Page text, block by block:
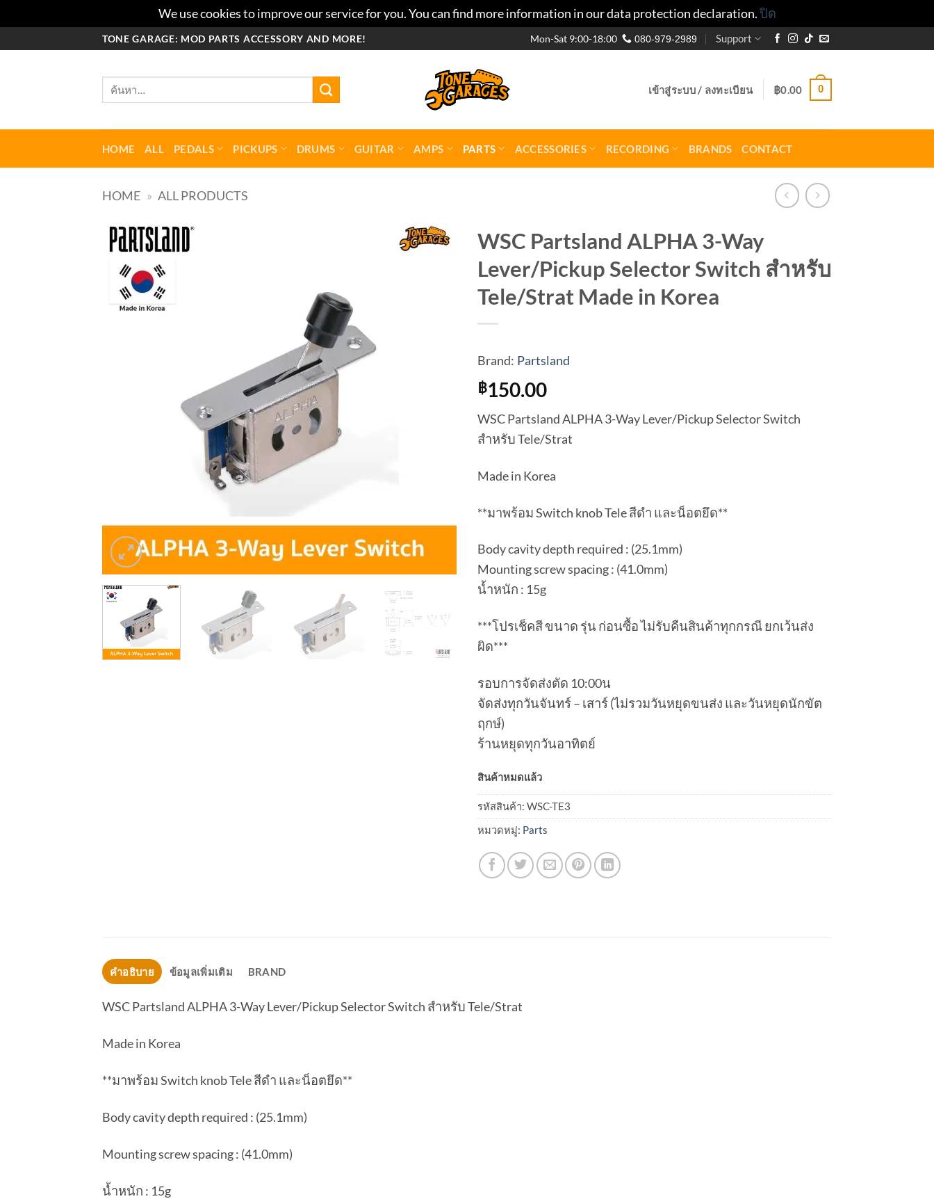
We use cookies to improve our service for you. You can find more information in our data protection declaration.ปิด
TONE GARAGE: MOD PARTS ACCESSORY AND MORE! Mon-Sat 9:00-18:00 080-979-2989 Support
ค้นหา:
เข้าสู่ระบบ / ลงทะเบียน ฿0.00 0
HOME ALL PEDALS PICKUPS DRUMS GUITAR AMPS PARTS ACCESSORIES RECORDING BRANDS CONTACT
HOME » ALL PRODUCTS
WSC Partsland ALPHA 3-Way
Lever/Pickup Selector Switch สำหรับ
Tele/Strat Made in Korea
Brand: Partsland
฿150.00
WSC Partsland ALPHA 3-Way Lever/Pickup Selector Switch
สำหรับ Tele/Strat
Made in Korea
**มาพร้อม Switch knob Tele สีดำ และน็อตยึด**
Body cavity depth required : (25.1mm)
Mounting screw spacing : (41.0mm)
น้ำหนัก : 15g
***โปรเช็คสี ขนาด รุ่น ก่อนซื้อ ไม่รับคืนสินค้าทุกกรณี ยกเว้นส่ง
ผิด***
รอบการจัดส่งตัด 10:00น
จัดส่งทุกวันจันทร์ – เสาร์ (ไม่รวมวันหยุดขนส่ง และวันหยุดนักขัต
ฤกษ์)
ร้านหยุดทุกวันอาทิตย์
สินค้าหมดแล้ว
รหัสสินค้า: WSC-TE3
หมวดหมู่: Parts
คำอธิบาย ข้อมูลเพิ่มเติม BRAND
WSC Partsland ALPHA 3-Way Lever/Pickup Selector Switch สำหรับ Tele/Strat
Made in Korea
**มาพร้อม Switch knob Tele สีดำ และน็อตยึด**
Body cavity depth required : (25.1mm)
Mounting screw spacing : (41.0mm)
น้ำหนัก : 15g